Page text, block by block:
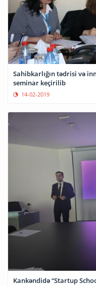
Sahibkarlığın tədrisi və
seminar keçirilib
14-02-2019
Kankəndidə “Startup